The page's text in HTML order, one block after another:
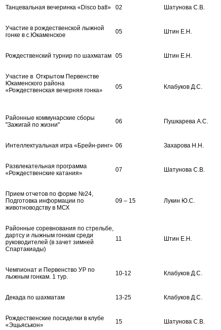
Танцевальная вечеринка «Disco batl» 02 Шатунова С.В.
Участие в рождественской лыжной
гонке в с.Юкаменское
05 Штин Е.Н.
Рождественский турнир по шахматам 05 Штин Е.Н.
Участие в Открытом Первенстве
Юкаменского района
«Рождественская вечерняя гонка»
05 Клабуков Д.С.
Районные коммунарские сборы
"Зажигай по жизни"
06 Пушкарева А.С.
Интеллектуальная игра «Брейн-ринг» 06 Захарова Н.Н.
Развлекательная программа
«Рождественские катания»
07 Шатунова С.В.
Прием отчетов по форме №24,
Подготовка информации по
животноводству в МСХ
09 – 15 Лукин Ю.С.
Районные соревнования по стрельбе,
дартсу и лыжным гонкам среди
руководителей (в зачет зимней
Спартакиады)
11 Штин Е.Н.
Чемпионат и Первенство УР по
лыжным гонкам. 1 тур.
10-12 Клабуков Д.С.
Декада по шахматам 13-25 Клабуков Д.С.
Рождественские посиделки в клубе
«Эщьяськон»
15 Шатунова С.В.